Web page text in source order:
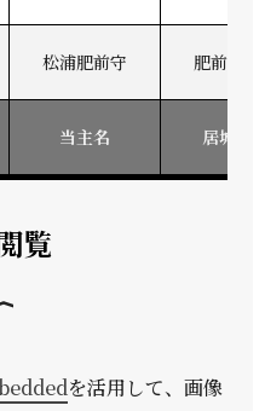
松浦肥前守 肥前平戸
当主名 居城地
覧
を活用して、画像